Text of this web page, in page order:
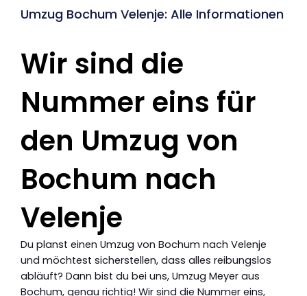
Umzug Bochum Velenje: Alle Informationen
Wir sind die
Nummer eins für
den Umzug von
Bochum nach
Velenje
Du planst einen Umzug von Bochum nach Velenje
und möchtest sicherstellen, dass alles reibungslos
abläuft? Dann bist du bei uns, Umzug Meyer aus
Bochum, genau richtig! Wir sind die Nummer eins,